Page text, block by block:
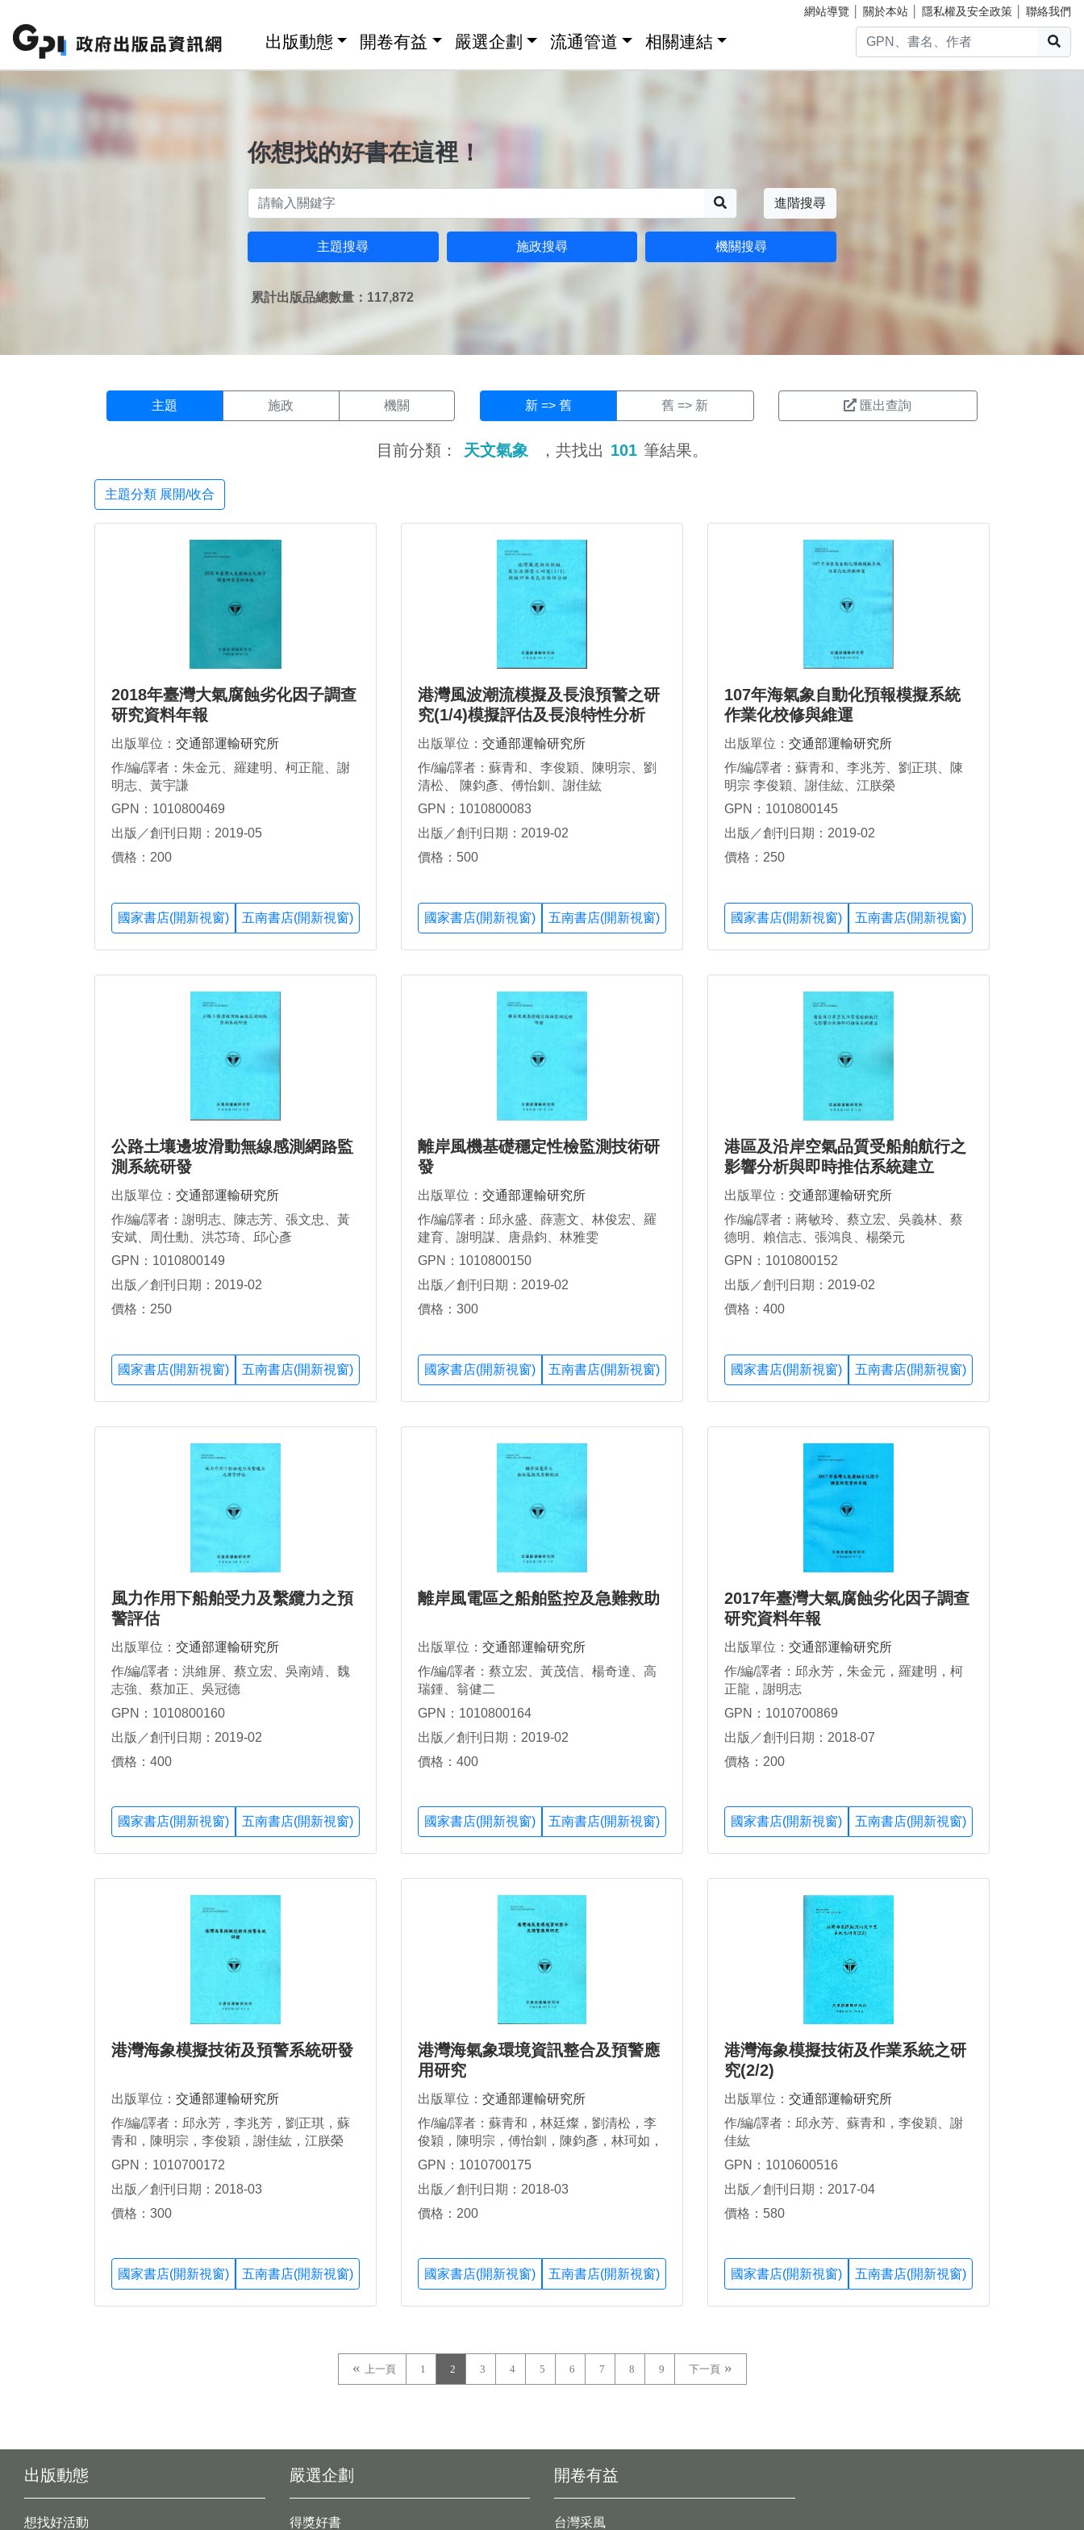
網站導覽 關於本站 隱私權及安全政策 聯絡我們
出版動態 開卷有益 嚴選企劃 流通管道 相關連結
你想找的好書在這裡！
進階搜尋
主題搜尋 施政搜尋 機關搜尋
累計出版品總數量：117,872
主題 施政 機關 新 => 舊 舊 => 新 匯出查詢
目前分類： 天文氣象 ，共找出 101 筆結果。
主題分類 展開/收合
2018年臺灣大氣腐蝕劣化因子調查
研究資料年報
出版單位： 交通部運輸研究所
作/編/譯者：朱金元、羅建明、柯正龍、謝
明志、黃宇謙
GPN：1010800469
出版／創刊日期：2019-05
價格：200
國家書店(開新視窗) 五南書店(開新視窗)
港灣風波潮流模擬及長浪預警之研
究(1/4)模擬評估及長浪特性分析
出版單位： 交通部運輸研究所
作/編/譯者：蘇青和、李俊穎、陳明宗、劉
清松、 陳鈞彥、傅怡釧、謝佳紘
GPN：1010800083
出版／創刊日期：2019-02
價格：500
國家書店(開新視窗) 五南書店(開新視窗)
107年海氣象自動化預報模擬系統
作業化校修與維運
出版單位： 交通部運輸研究所
作/編/譯者：蘇青和、李兆芳、劉正琪、陳
明宗 李俊穎、謝佳紘、江朕榮
GPN：1010800145
出版／創刊日期：2019-02
價格：250
國家書店(開新視窗) 五南書店(開新視窗)
公路土壤邊坡滑動無線感測網路監
測系統研發
出版單位： 交通部運輸研究所
作/編/譯者：謝明志、陳志芳、張文忠、黃
安斌、周仕勳、洪芯琦、邱心彥
GPN：1010800149
出版／創刊日期：2019-02
價格：250
國家書店(開新視窗) 五南書店(開新視窗)
離岸風機基礎穩定性檢監測技術研
發
出版單位： 交通部運輸研究所
作/編/譯者：邱永盛、薛憲文、林俊宏、羅
建育、謝明謀、唐鼎鈞、林雅雯
GPN：1010800150
出版／創刊日期：2019-02
價格：300
國家書店(開新視窗) 五南書店(開新視窗)
港區及沿岸空氣品質受船舶航行之
影響分析與即時推估系統建立
出版單位： 交通部運輸研究所
作/編/譯者：蔣敏玲、蔡立宏、吳義林、蔡
德明、賴信志、張鴻良、楊榮元
GPN：1010800152
出版／創刊日期：2019-02
價格：400
國家書店(開新視窗) 五南書店(開新視窗)
風力作用下船舶受力及繫纜力之預
警評估
出版單位： 交通部運輸研究所
作/編/譯者：洪維屏、蔡立宏、吳南靖、魏
志強、蔡加正、吳冠德
GPN：1010800160
出版／創刊日期：2019-02
價格：400
國家書店(開新視窗) 五南書店(開新視窗)
離岸風電區之船舶監控及急難救助
出版單位： 交通部運輸研究所
作/編/譯者：蔡立宏、黃茂信、楊奇達、高
瑞鍾、翁健二
GPN：1010800164
出版／創刊日期：2019-02
價格：400
國家書店(開新視窗) 五南書店(開新視窗)
2017年臺灣大氣腐蝕劣化因子調查
研究資料年報
出版單位： 交通部運輸研究所
作/編/譯者：邱永芳，朱金元，羅建明，柯
正龍，謝明志
GPN：1010700869
出版／創刊日期：2018-07
價格：200
國家書店(開新視窗) 五南書店(開新視窗)
港灣海象模擬技術及預警系統研發
出版單位： 交通部運輸研究所
作/編/譯者：邱永芳，李兆芳，劉正琪，蘇
青和，陳明宗，李俊穎，謝佳紘，江朕榮
GPN：1010700172
出版／創刊日期：2018-03
價格：300
國家書店(開新視窗) 五南書店(開新視窗)
港灣海氣象環境資訊整合及預警應
用研究
出版單位： 交通部運輸研究所
作/編/譯者：蘇青和，林廷燦，劉清松，李
俊穎，陳明宗，傅怡釧，陳鈞彥，林珂如，
謝佳紘，鄭采誼
GPN：1010700175
出版／創刊日期：2018-03
價格：200
國家書店(開新視窗) 五南書店(開新視窗)
港灣海象模擬技術及作業系統之研
究(2/2)
出版單位： 交通部運輸研究所
作/編/譯者：邱永芳、蘇青和，李俊穎、謝
佳紘
GPN：1010600516
出版／創刊日期：2017-04
價格：580
國家書店(開新視窗) 五南書店(開新視窗)
上一頁 1 2 3 4 5 6 7 8 9 下一頁
出版動態
想找好活動
開卷有益
台灣采風
嚴選企劃
得獎好書